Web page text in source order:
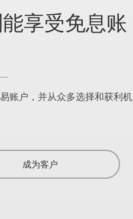
享受免息账
账户，并从众多选择和获利机
成为客户